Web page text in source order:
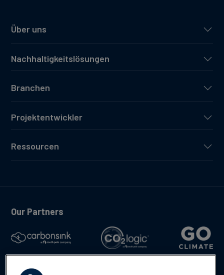
Über uns
Nachhaltigkeitslösungen
Branchen
Projektentwickler
Ressourcen
Our Partners